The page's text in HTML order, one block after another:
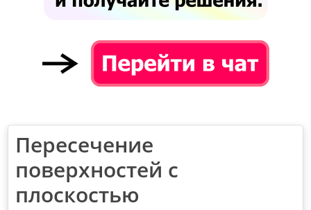
Пересечение
поверхностей с
плоскостью